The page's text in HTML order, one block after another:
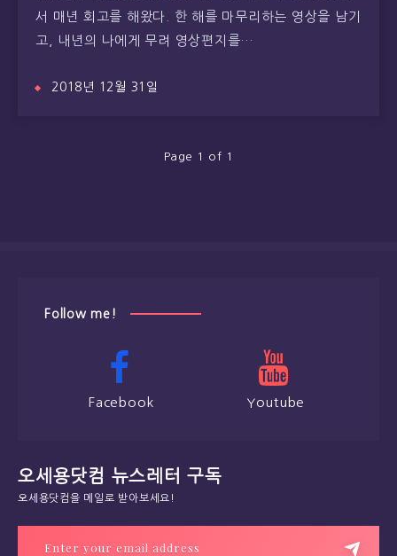
서 매년 회고를 해왔다. 한 해를 마무리하는 영상을 남기
고, 내년의 나에게 무려 영상편지를…
2018년 12월 31일
Page 1 of 1
Follow me!
Facebook Youtube
오세용닷컴 뉴스레터 구독
오세용닷컴을 메일로 받아보세요!